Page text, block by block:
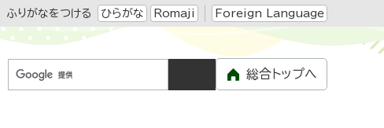
ふりがなをつける ひらがな Romaji Foreign Language
総合トップへ